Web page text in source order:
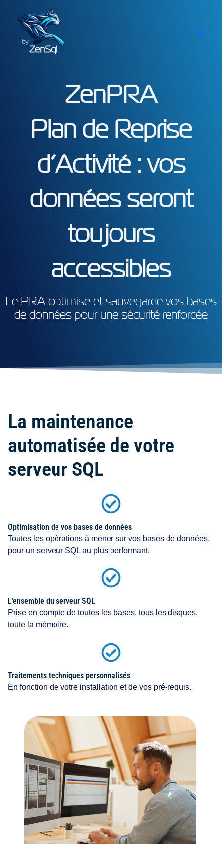
contenu
ZenPRA
Plan de Reprise
d’Activité : vos
données seront
toujours
accessibles
Le PRA optimise et sauvegarde vos bases
de données pour une sécurité renforcée
La maintenance
automatisée de votre
serveur SQL
Optimisation de vos bases de données
Toutes les opérations à mener sur vos bases de données,
pour un serveur SQL au plus performant.
L’ensemble du serveur SQL
Prise en compte de toutes les bases, tous les disques,
toute la mémoire.
Traitements techniques personnalisés
En fonction de votre installation et de vos pré-requis.